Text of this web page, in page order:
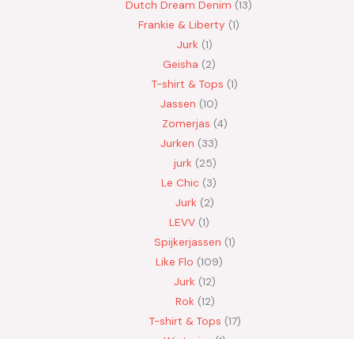
Dutch Dream Denim 13
Frankie & Liberty 1
Jurk 1
Geisha 2
T-shirt & Tops 1
Jassen 10
Zomerjas 4
Jurken 33
jurk 25
Le Chic 3
Jurk 2
LEVV 1
Spijkerjassen 1
Like Flo 109
Jurk 12
Rok 12
T-shirt & Tops 17